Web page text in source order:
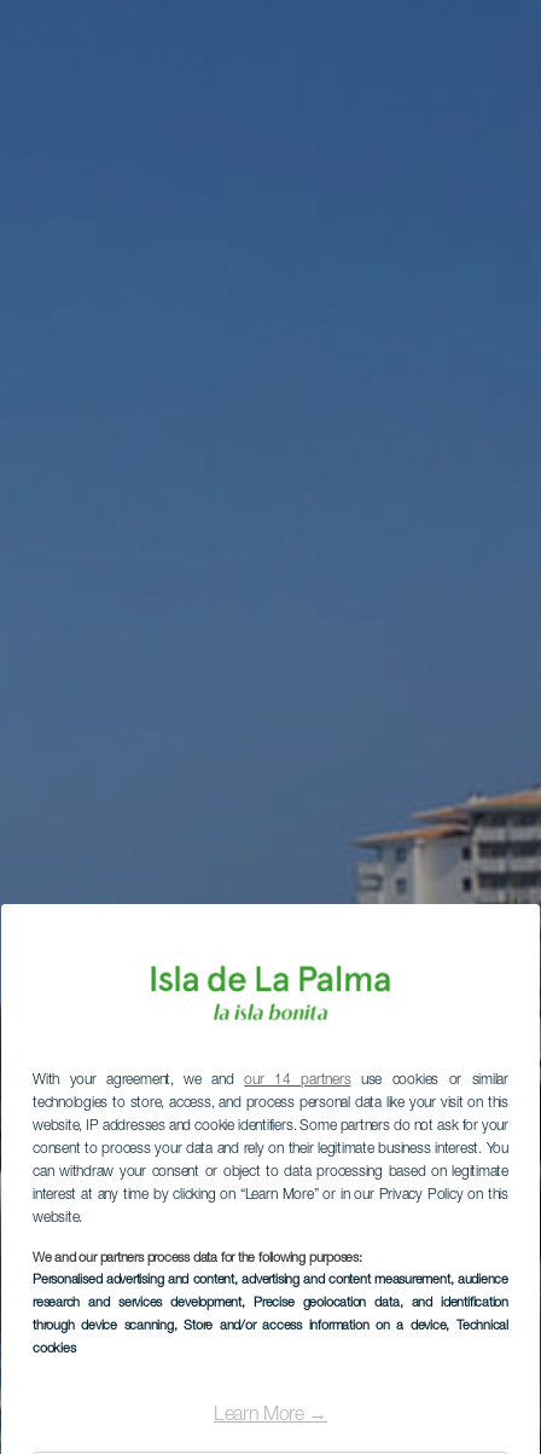
With your agreement, we andour 14 partnersuse cookies or similar
technologies to store, access, and process personal data like your visit on this
website, IP addresses and cookie identifiers. Some partners do not ask for your
consent to process your data and rely on their legitimate business interest. You
can withdraw your consent or object to data processing based on legitimate
interest at any time by clicking on “Learn More” or in our Privacy Policy on this
website.
We and our partners process data for the following purposes:
Personalised advertising and content, advertising and content measurement, audience
research and services development, Precise geolocation data, and identification
through device scanning, Store and/or access information on a device, Technical
cookies
Learn More →